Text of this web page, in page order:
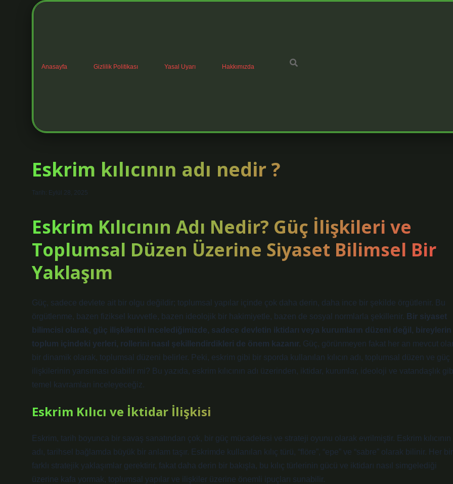
Anasayfa Gizlilik Politikası Yasal Uyarı Hakkımızda
Eskrim kılıcının adı nedir ?
Tarih: Eylül 28, 2025
Eskrim Kılıcının Adı Nedir? Güç İlişkileri ve
Toplumsal Düzen Üzerine Siyaset Bilimsel Bir
Yaklaşım
Güç, sadece devlete ait bir olgu değildir; toplumsal yapılar içinde çok daha derin, daha ince bir şekilde örgütlenir. Bu
örgütlenme, bazen fiziksel kuvvetle, bazen ideolojik bir hakimiyetle, bazen de sosyal normlarla şekillenir. Bir siyaset
bilimcisi olarak, güç ilişkilerini incelediğimizde, sadece devletin iktidarı veya kurumların düzeni değil, bireylerin
toplum içindeki yerleri, rollerini nasıl şekillendirdikleri de önem kazanır. Güç, görünmeyen fakat her an mevcut
bir dinamik olarak, toplumsal düzeni belirler. Peki, eskrim gibi bir sporda kullanılan kılıcın adı, toplumsal düzen ve güç
ilişkilerinin yansıması olabilir mi? Bu yazıda, eskrim kılıcının adı üzerinden, iktidar, kurumlar, ideoloji ve vatandaşlık
temel kavramları inceleyeceğiz.
Eskrim Kılıcı ve İktidar İlişkisi
Eskrim, tarih boyunca bir savaş sanatından çok, bir güç mücadelesi ve strateji oyunu olarak evrilmiştir. Eskrim kılıcının
adı, tarihsel bağlamda büyük bir anlam taşır. Eskrimde kullanılan kılıç türü, “flöre”, “epe” ve “sabre” olarak bilinir. Her
farklı stratejik yaklaşımlar gerektirir, fakat daha derin bir bakışla, bu kılıç türlerinin gücü ve iktidarı nasıl simgelediği
üzerine kafa yormak, toplumsal yapılar ve ilişkiler üzerine önemli ipuçları sunabilir.